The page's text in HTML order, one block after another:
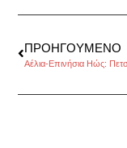
ΠΡΟΗΓΟΎΜΕΝΟ